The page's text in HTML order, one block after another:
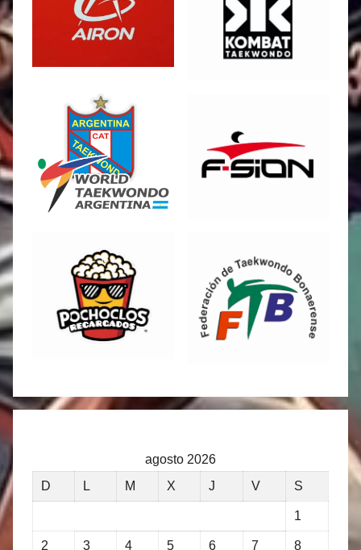
agosto 2026
D
L M X J V S
1
2 3 4 5 6 7 8